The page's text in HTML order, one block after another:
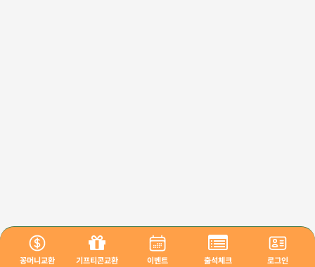
꽁머니교환 기프티콘교환 이벤트 출석체크 로그인